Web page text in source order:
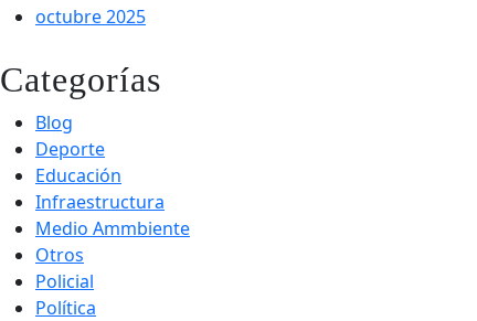
octubre 2025
Categorías
Blog
Deporte
Educación
Infraestructura
Medio Ammbiente
Otros
Policial
Política